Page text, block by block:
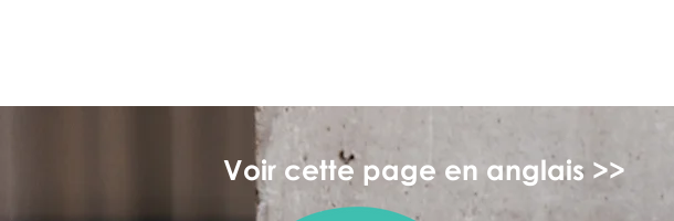
Voir cette page en anglais >>